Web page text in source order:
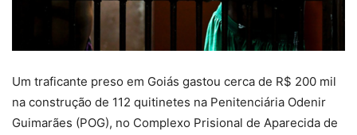
Um traficante preso em Goiás gastou cerca de R$ 200 mil
na construção de 112 quitinetes na Penitenciária Odenir
Guimarães (POG), no Complexo Prisional de Aparecida de